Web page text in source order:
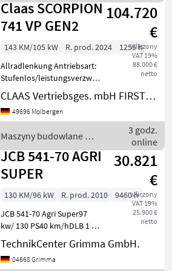
500/70 R24 Größe
Heckbereifung
Claas SCORPION
741 VP GEN2
104.720
€
wliczony
VAT 19%
88.000 €
netto
143 KM/105 kW R. prod. 2024
1255 h
Allradlenkung Antriebsart:
Stufenlos/leistungsverzweigt
Betriebsstunden: 1255 h
Bordcomputer Größe
Frontbereifung: 500/70 R 24
500/70 R 24 Handg
CLAAS Vertriebsges. mbH FIRST CLAAS USED Center Molbergen
49696 Molbergen
Maszyny budowlane /
Claas
3 godz.
online
JCB 541-70 AGRI
SUPER
30.821
€
wliczony
VAT 19%
25.900 €
netto
130 KM/96 kW R. prod. 2010
9460 h
JCB 541-70 Agri Super97
kw/ 130 PS40 km/hDLB 1 +
2AHK460/70R24
INDKamera7, 00 m/ 4, 1 to
Urządzenie zaczepowe,
TechnikCenter Grimma GmbH.
04668 Grimma